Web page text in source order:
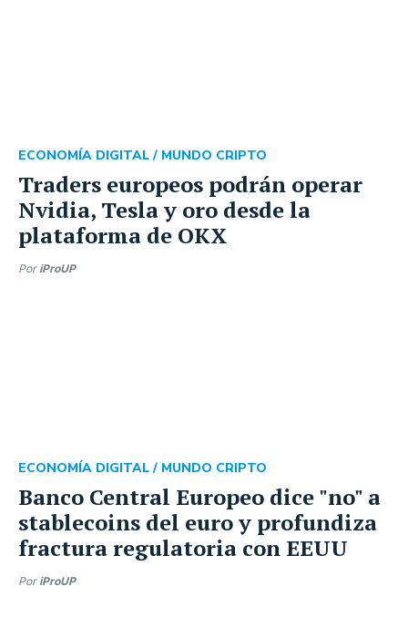
Traders europeos podrán operar
Nvidia, Tesla y oro desde la
plataforma de OKX
ECONOMÍA DIGITAL / MUNDO CRIPTO
Por iProUP
Banco Central Europeo dice "no" a
stablecoins del euro y profundiza
fractura regulatoria con EEUU
ECONOMÍA DIGITAL / MUNDO CRIPTO
Por iProUP